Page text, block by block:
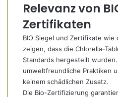
Relevanz von
Zertifikaten
BIO Siegel und Zertifikate wie
zeigen, dass die Chlorella-
Standards hergestellt
umweltfreundliche Praktiken
keinem schädlichen Zusatz.
Die Bio-Zertifizierung